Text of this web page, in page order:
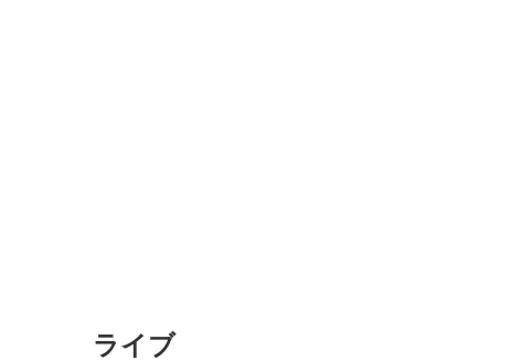
ライブ